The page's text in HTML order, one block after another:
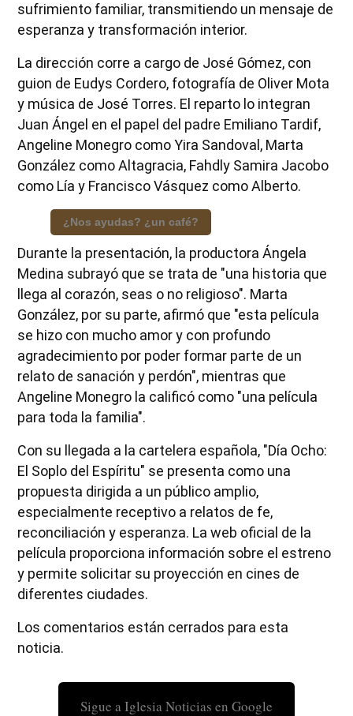
sufrimiento familiar, transmitiendo un mensaje de
esperanza y transformación interior.
La dirección corre a cargo de José Gómez, con
guion de Eudys Cordero, fotografía de Oliver Mota
y música de José Torres. El reparto lo integran
Juan Ángel en el papel del padre Emiliano Tardif,
Angeline Monegro como Yira Sandoval, Marta
González como Altagracia, Fahdly Samira Jacobo
como Lía y Francisco Vásquez como Alberto.
¿Nos ayudas? ¿un café?
Durante la presentación, la productora Ángela
Medina subrayó que se trata de "una historia que
llega al corazón, seas o no religioso". Marta
González, por su parte, afirmó que "esta película
se hizo con mucho amor y con profundo
agradecimiento por poder formar parte de un
relato de sanación y perdón", mientras que
Angeline Monegro la calificó como "una película
para toda la familia".
Con su llegada a la cartelera española, "Día Ocho:
El Soplo del Espíritu" se presenta como una
propuesta dirigida a un público amplio,
especialmente receptivo a relatos de fe,
reconciliación y esperanza. La web oficial de la
película proporciona información sobre el estreno
y permite solicitar su proyección en cines de
diferentes ciudades.
Los comentarios están cerrados para esta
noticia.
Sigue a Iglesia Noticias en Google